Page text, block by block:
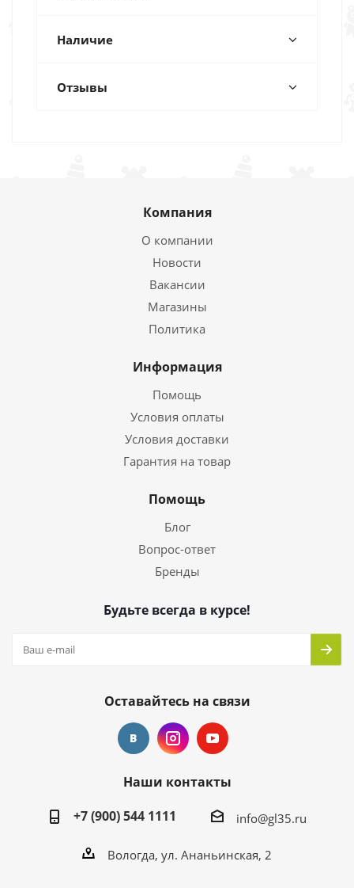
Наличие
Отзывы
Компания
О компании
Новости
Вакансии
Магазины
Политика
Информация
Помощь
Условия оплаты
Условия доставки
Гарантия на товар
Помощь
Блог
Вопрос-ответ
Бренды
Будьте всегда в курсе!
Оставайтесь на связи
Наши контакты
+7 (900) 544 1111
info@gl35.ru
Вологда, ул. Ананьинская, 2